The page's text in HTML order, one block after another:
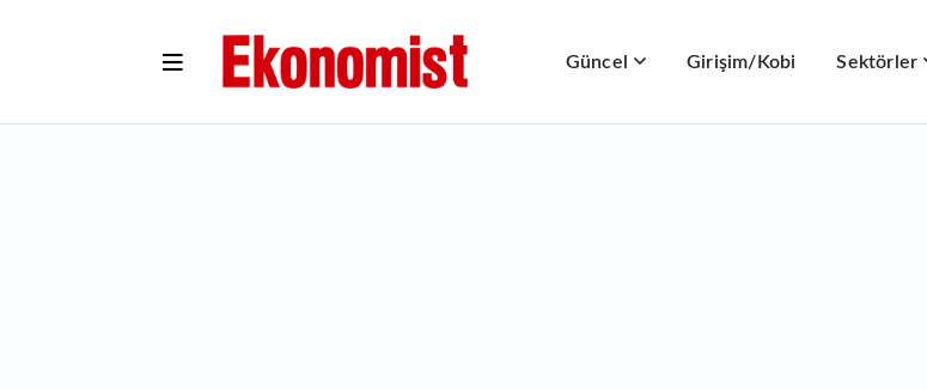
Güncel Girişim/Kobi Sektörler